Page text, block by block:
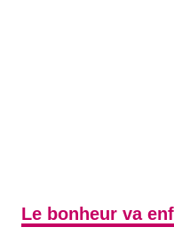
Le bonheur va